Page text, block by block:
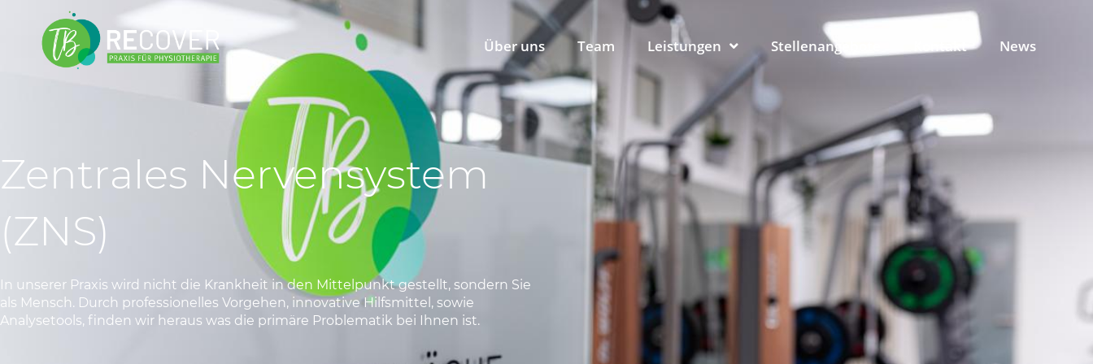
Über uns Team Leistungen Stellenangebote Kontakt News
Zentrales Nervensystem
(ZNS)
In unserer Praxis wird nicht die Krankheit in den Mittelpunkt gestellt, sondern Sie
als Mensch. Durch professionelles Vorgehen, innovative Hilfsmittel, sowie
Analysetools, finden wir heraus was die primäre Problematik bei Ihnen ist.